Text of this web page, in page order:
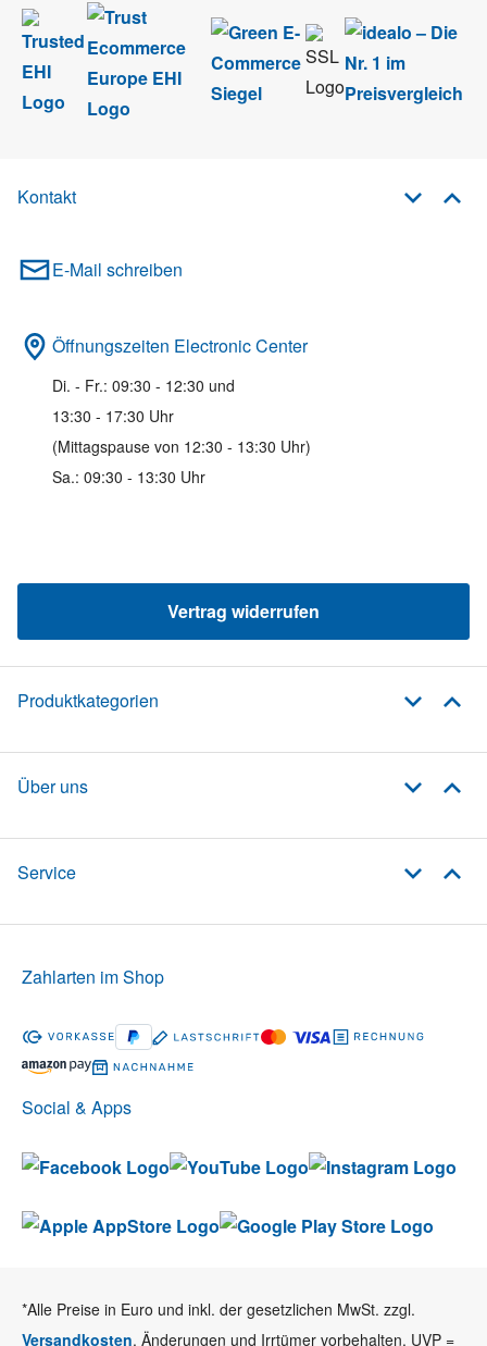
Kontakt
E-Mail schreiben
Öffnungszeiten Electronic Center
Di. - Fr.: 09:30 - 12:30 und
13:30 - 17:30 Uhr
(Mittagspause von 12:30 - 13:30 Uhr)
Sa.: 09:30 - 13:30 Uhr
Vertrag widerrufen
Produktkategorien
Über uns
Service
Social & Apps
Zahlarten im Shop
*Alle Preise in Euro und inkl. der gesetzlichen MwSt. zzgl.
Versandkosten. Änderungen und Irrtümer vorbehalten. UVP =